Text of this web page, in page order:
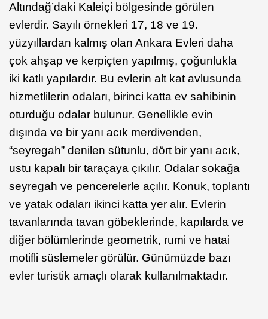
Altındağ’daki Kaleiçi bölgesinde görülen
evlerdir. Sayılı örnekleri 17, 18 ve 19.
yüzyıllardan kalmış olan Ankara Evleri daha
çok ahşap ve kerpiçten yapılmış, çoğunlukla
iki katlı yapılardır. Bu evlerin alt kat avlusunda
hizmetlilerin odaları, birinci katta ev sahibinin
oturduğu odalar bulunur. Genellikle evin
dışında ve bir yanı acık merdivenden,
“seyregah” denilen sütunlu, dört bir yanı acık,
ustu kapalı bir taraçaya çıkılır. Odalar sokağa
seyregah ve pencerelerle açılır. Konuk, toplantı
ve yatak odaları ikinci katta yer alır. Evlerin
tavanlarında tavan göbeklerinde, kapılarda ve
diğer bölümlerinde geometrik, rumi ve hatai
motifli süslemeler görülür. Günümüzde bazı
evler turistik amaçlı olarak kullanılmaktadır.